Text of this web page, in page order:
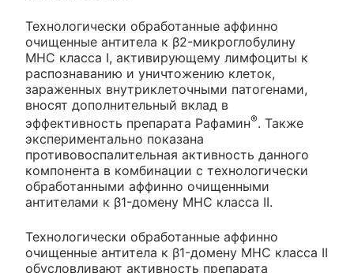
Технологически обработанные аффинно
очищенные антитела к β2-микроглобулину
МНС класса I, активирующему лимфоциты к
распознаванию и уничтожению клеток,
зараженных внутриклеточными патогенами,
вносят дополнительный вклад в
эффективность препарата Рафамин®. Также
экспериментально показана
противовоспалительная активность данного
компонента в комбинации с технологически
обработанными аффинно очищенными
антителами к β1-домену МНС класса II.
Технологически обработанные аффинно
очищенные антитела к β1-домену МНС класса II
обусловливают активность препарата